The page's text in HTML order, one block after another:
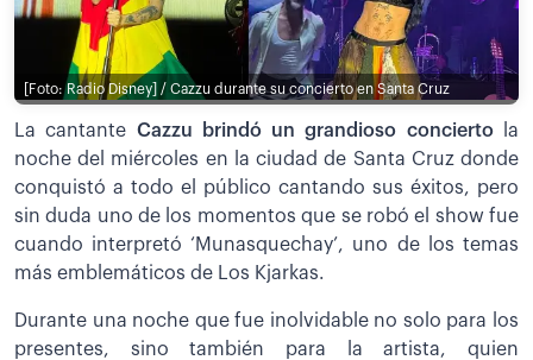
[Foto: Radio Disney] / Cazzu durante su concierto en Santa Cruz
La cantante Cazzu brindó un grandioso conciertola
noche del miércoles en la ciudad de Santa Cruz donde
conquistó a todo el público cantando sus éxitos, pero
sin duda uno de los momentos que se robó el show fue
cuando interpretó ‘Munasquechay’, uno de los temas
más emblemáticos de Los Kjarkas.
Durante una noche que fue inolvidable no solo para los
presentes, sino también para la artista, quien